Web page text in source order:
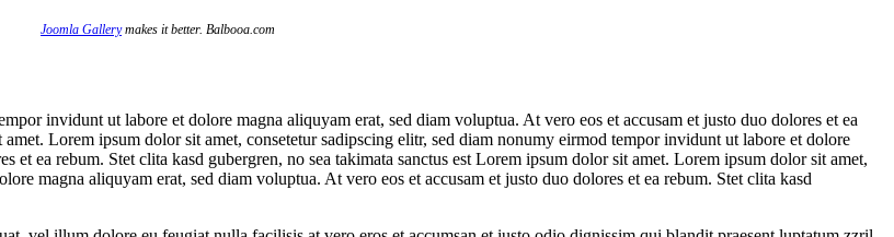
Joomla Gallerymakes it better. Balbooa.com
invidunt ut labore et dolore magna aliquyam erat, sed diam voluptua. At vero eos et accusam et justo duo dolores et ea
Lorem ipsum dolor sit amet, consetetur sadipscing elitr, sed diam nonumy eirmod tempor invidunt ut labore et dolore
et ea rebum. Stet clita kasd gubergren, no sea takimata sanctus est Lorem ipsum dolor sit amet. Lorem ipsum dolor sit amet,
magna aliquyam erat, sed diam voluptua. At vero eos et accusam et justo duo dolores et ea rebum. Stet clita kasd